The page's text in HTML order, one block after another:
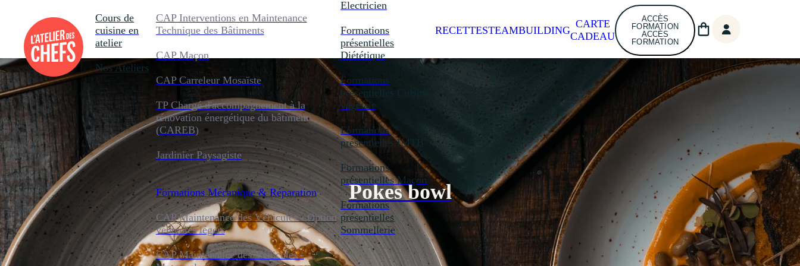
Cours de
cuisine en
atelier
Nos Ateliers
CAP Interventions en Maintenance
Technique des Bâtiments
CAP Maçon
CAP Carreleur Mosaïste
TP Chargé d'accompagnement à la
rénovation énergétique du bâtiment
(CAREB)
Jardinier Paysagiste
Formations Mécanique & Réparation
CAP Maintenance des Véhicules - Option
véhicules légers
CAP Maintenance des Véhicules -
Electricien
Formations
présentielles
Diététique
Formations
présentielles Cuisine
végétale
Formations
présentielles IMTB
Formations
présentielles Maçon
Formations
présentielles
Sommellerie
RECETTESTEAMBUILDING
CARTE
CADEAU
ACCÈS
FORMATION
ACCÈS
FORMATION
Pokes bowl